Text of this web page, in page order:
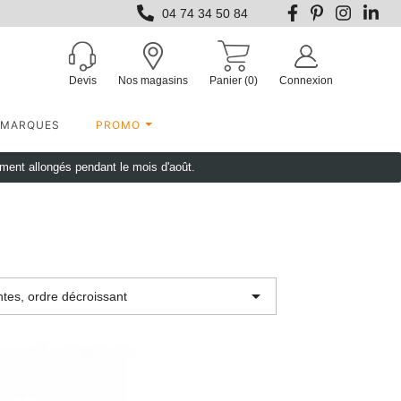
04 74 34 50 84
Devis Nos magasins Panier (0) Connexion
MARQUES PROMO
allongés pendant le mois d'août.
ordre décroissant 